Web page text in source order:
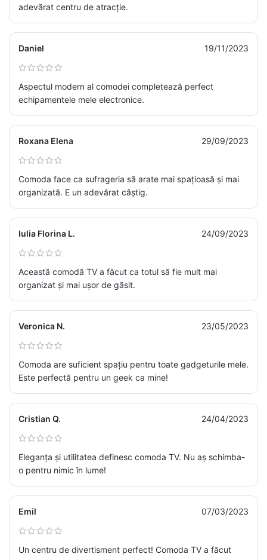
adevărat centru de atracție.
Daniel 19/11/2023
Aspectul modern al comodei completează perfect
echipamentele mele electronice.
Roxana Elena 29/09/2023
Comoda face ca sufrageria să arate mai spațioasă și mai
organizată. E un adevărat câștig.
Iulia Florina L. 24/09/2023
Această comodă TV a făcut ca totul să fie mult mai
organizat și mai ușor de găsit.
Veronica N. 23/05/2023
Comoda are suficient spațiu pentru toate gadgeturile mele.
Este perfectă pentru un geek ca mine!
Cristian Q. 24/04/2023
Eleganța și utilitatea definesc comoda TV. Nu aș schimba-
o pentru nimic în lume!
Emil 07/03/2023
Un centru de divertisment perfect! Comoda TV a făcut